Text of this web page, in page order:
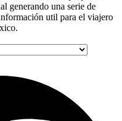
generando una serie de
util para el viajero